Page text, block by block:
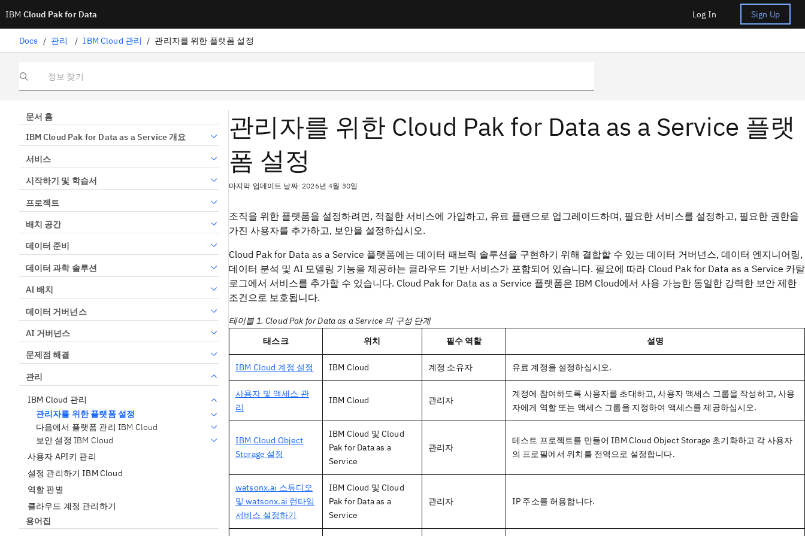
IBM Cloud Pak for Data Log In Sign Up
Docs / 관리 / IBM Cloud 관리 / 관리자를 위한 플랫폼 설정
정보 찾기
문서 홈
IBM Cloud Pak for Data as a Service 개요
서비스
시작하기 및 학습서
프로젝트
배치 공간
데이터 준비
데이터 과학 솔루션
AI 배치
데이터 거버넌스
AI 거버넌스
문제점 해결
관리
IBM Cloud 관리
관리자를 위한 플랫폼 설정
다음에서 플랫폼 관리 IBM Cloud
보안 설정 IBM Cloud
사용자 API키 관리
설정 관리하기 IBM Cloud
역할 판별
클라우드 계정 관리하기
용어집
관리자를 위한 Cloud Pak for Data as a Service 플랫
폼 설정
마지막 업데이트 날짜: 2026년 4월 30일
조직을 위한 플랫폼을 설정하려면, 적절한 서비스에 가입하고, 유료 플랜으로 업그레이드하며, 필요한 서비스를 설정하고, 필요한 권한을
가진 사용자를 추가하고, 보안을 설정하십시오.
Cloud Pak for Data as a Service 플랫폼에는 데이터 패브릭 솔루션을 구현하기 위해 결합할 수 있는 데이터 거버넌스, 데이터 엔지니어링,
데이터 분석 및 AI 모델링 기능을 제공하는 클라우드 기반 서비스가 포함되어 있습니다. 필요에 따라 Cloud Pak for Data as a Service 카탈
로그에서 서비스를 추가할 수 있습니다. Cloud Pak for Data as a Service 플랫폼은 IBM Cloud에서 사용 가능한 동일한 강력한 보안 제한
조건으로 보호됩니다.
테이블 1. Cloud Pak for Data as a Service 의 구성 단계
태스크
위치 필수 역할 설명
IBM Cloud 계정 설정 IBM Cloud 계정 소유자 유료 계정을 설정하십시오.
사용자 및 액세스 관
리
IBM Cloud 관리자
계정에 참여하도록 사용자를 초대하고, 사용자 액세스 그룹을 작성하고, 사용
자에게 역할 또는 액세스 그룹을 지정하여 액세스를 제공하십시오.
IBM Cloud Object
Storage 설정
IBM Cloud 및 Cloud
Pak for Data as a
Service
관리자
테스트 프로젝트를 만들어 IBM Cloud Object Storage 초기화하고 각 사용자
의 프로필에서 위치를 전역으로 설정합니다.
watsonx.ai 스튜디오
및 watsonx.ai 런타임
서비스 설정하기
IBM Cloud 및 Cloud
Pak for Data as a
Service
관리자 IP 주소를 허용합니다.